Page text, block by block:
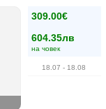
309.00€
604.35лв
на човек
18.07 - 18.08